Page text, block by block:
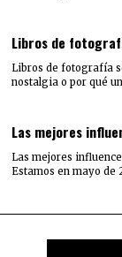
Libros de
Libros de fotografía
nostalgia o por qué
Las mejores
Las mejores
Estamos en mayo de